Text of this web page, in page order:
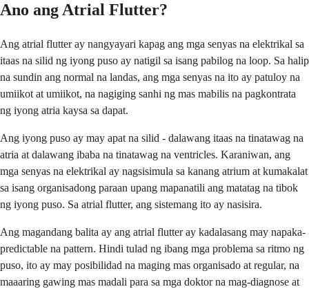
Ano ang Atrial Flutter?
Ang atrial flutter ay nangyayari kapag ang mga senyas na elektrikal sa
itaas na silid ng iyong puso ay natigil sa isang pabilog na loop. Sa halip
na sundin ang normal na landas, ang mga senyas na ito ay patuloy na
umiikot at umiikot, na nagiging sanhi ng mas mabilis na pagkontrata
ng iyong atria kaysa sa dapat.
Ang iyong puso ay may apat na silid - dalawang itaas na tinatawag na
atria at dalawang ibaba na tinatawag na ventricles. Karaniwan, ang
mga senyas na elektrikal ay nagsisimula sa kanang atrium at kumakalat
sa isang organisadong paraan upang mapanatili ang matatag na tibok
ng iyong puso. Sa atrial flutter, ang sistemang ito ay nasisira.
Ang magandang balita ay ang atrial flutter ay kadalasang may napaka-
predictable na pattern. Hindi tulad ng ibang mga problema sa ritmo ng
puso, ito ay may posibilidad na maging mas organisado at regular, na
maaaring gawing mas madali para sa mga doktor na mag-diagnose at